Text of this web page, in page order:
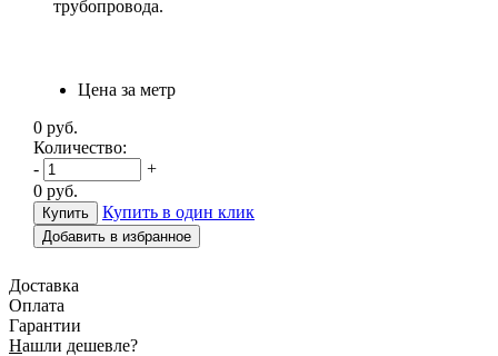
трубопровода.
Цена за метр
0 руб.
Количество:
-
+
0 руб.
Купить в один клик
Добавить в избранное
Доставка
Оплата
Гарантии
Нашли дешевле?